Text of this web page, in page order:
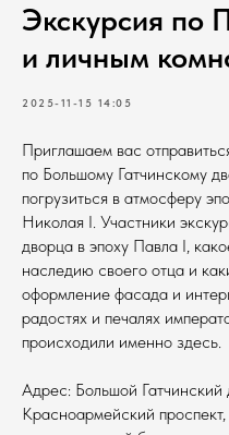
Экскурсия по
и личным
2025-11-15 14:05
Приглашаем вас
по Большому Гатчинскому
погрузиться в атмосферу
Николая I. Участники
дворца в эпоху Павла I,
наследию своего отца и
оформление фасада и
радостях и печалях
происходили именно здесь.
Адрес: Большой Гатчинский
Красноармейский